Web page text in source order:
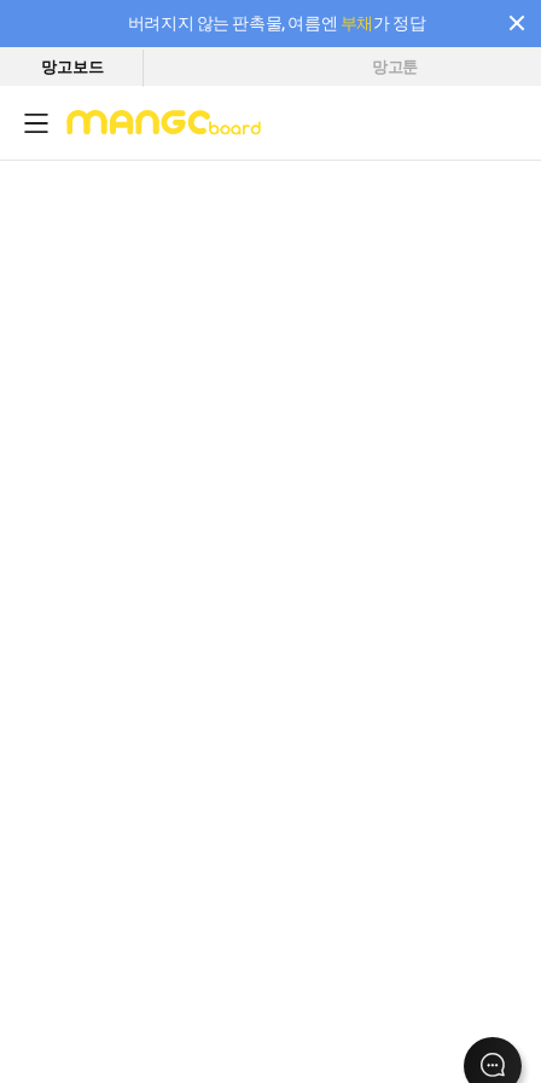
버려지지 않는 판촉물, 여름엔 부채가 정답
필요한 만큼 충전하고 끊김 없이 작업하세요! 새로워진 AI 부스터 요금제
망고보드 망고툰